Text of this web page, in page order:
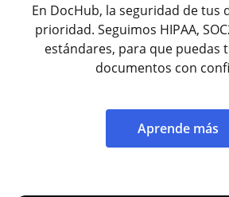
En DocHub, la seguridad de tus
prioridad. Seguimos HIPAA,
estándares, para que puedas
documentos con
Aprende más